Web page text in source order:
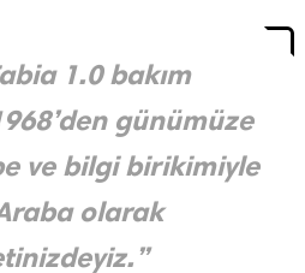
1.0 bakım
günümüze
ve bilgi birikimiyle
olarak